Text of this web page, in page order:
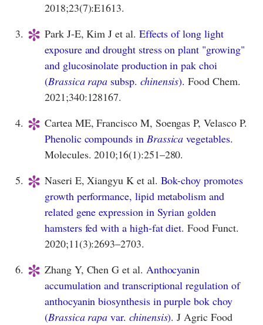
2018;23(7):E1613.
3. * Park J-E, Kim J et al. Effects of long light
exposure and drought stress on plant "growing"
and glucosinolate production in pak choi
(Brassica rapa subsp. chinensis). Food Chem.
2021;340:128167.
4. * Cartea ME, Francisco M, Soengas P, Velasco P.
Phenolic compounds in Brassica vegetables.
Molecules. 2010;16(1):251–280.
5. * Naseri E, Xiangyu K et al. Bok-choy promotes
growth performance, lipid metabolism and
related gene expression in Syrian golden
hamsters fed with a high-fat diet. Food Funct.
2020;11(3):2693–2703.
6. * Zhang Y, Chen G et al. Anthocyanin
accumulation and transcriptional regulation of
anthocyanin biosynthesis in purple bok choy
(Brassica rapavar. chinensis). J Agric Food